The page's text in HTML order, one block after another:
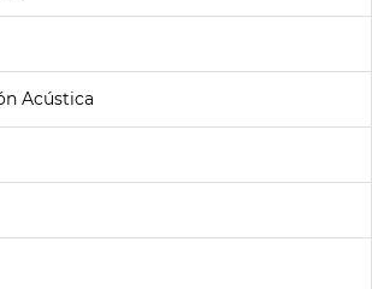
Acústica